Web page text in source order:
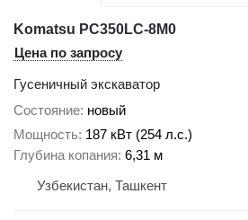
Komatsu PC350LC-8M0
Цена по запросу
Гусеничный экскаватор
Состояние новый
Мощность 187 кВт (254 л.с.)
Глубина копания 6,31 м
Узбекистан, Ташкент